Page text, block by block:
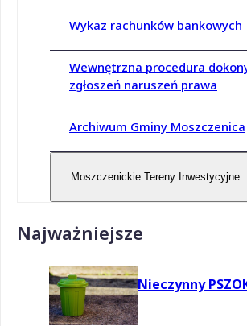
Wykaz rachunków bankowych
Wewnętrzna procedura
zgłoszeń naruszeń prawa
Archiwum Gminy Moszczenica
Moszczenickie Tereny Inwestycyjne
Najważniejsze
Nieczynny